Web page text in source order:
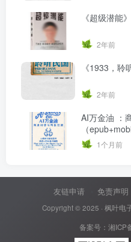
《超级潜能
2年前
《1933，
2年前
AI万金油 ：
（
1个月前
友链申请 免责声明
Copyright © 2025 · 枫叶电
备案号： 湘ICP